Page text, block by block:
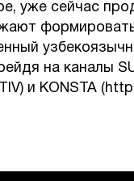
уже сейчас
на каналы
и KONSTA